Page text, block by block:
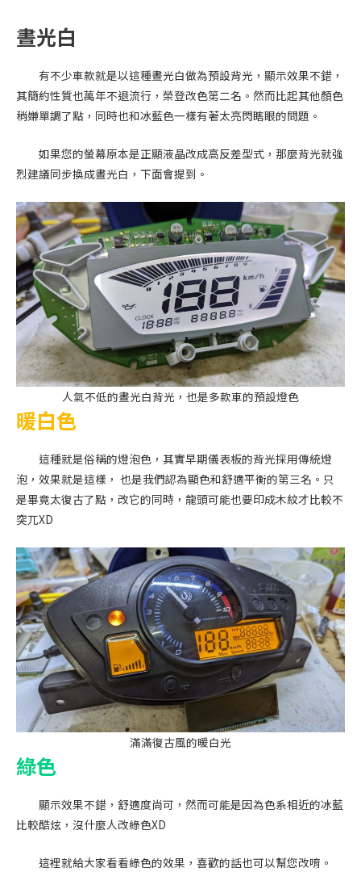
晝光白
有不少車款就是以這種晝光白做為預設背光，顯示效果不錯，
其簡約性質也萬年不退流行，榮登改色第二名。然而比起其他顏色
稍嫌單調了點，同時也和冰藍色一樣有著太亮閃瞎眼的問題。
如果您的螢幕原本是正顯液晶改成高反差型式，那麼背光就強
烈建議同步換成晝光白，下面會提到。
人氣不低的晝光白背光，也是多款車的預設燈色
暖白色
這種就是俗稱的燈泡色，其實早期儀表板的背光採用傳統燈
泡，效果就是這樣， 也是我們認為顯色和舒適平衡的第三名。只
是畢竟太復古了點，改它的同時，龍頭可能也要印成木紋才比較不
突兀XD
滿滿復古風的暖白光
綠色
顯示效果不錯，舒適度尚可，然而可能是因為色系相近的冰藍
比較酷炫，沒什麼人改綠色XD
這裡就給大家看看綠色的效果，喜歡的話也可以幫您改唷。